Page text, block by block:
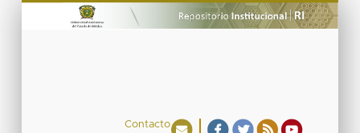
Contacto